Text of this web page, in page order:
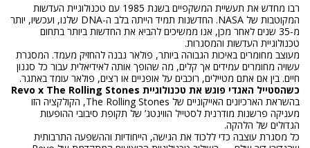
רבו מחדש את תעשיית המשקפיים בשנת 1985 עם טכנולוגיית העדשות
המקוטבות של NASA. החדשנות תמיד הייתה בלב ה-DNA שלנו, ועכשיו, יותר
מ-35 שנים לאחר מכן, אנו ממשיכים להביא את החדשות ביותר בתחום
טכנולוגיית העדשות והמסגרות.
מעוצב מחומרים באיכות הגבוהה ביותר, פולאר נבנה להחזיק מעמד. המסגרת
עשויה מחומרים עמידים אך קלים, מה שהופך אותה לאידיאלית עבור כל סגנון
חיים. בין אם אתם מטיילים, רוכבים על אופניים או רצים, פולאר עומד באתגר.
כשהסטייל האגדי פוגש את טכנולוגיית Revo x The Rolling Stones
בהשראת הארכיונים האייקוניים של The Rolling Stones, הקולקציה הזו
מעניקה פרשנות מודרנית לסטייל הווינטג’ של תקופת סיבובי ההופעות
הגדולים של הלהקה.
כל מסגרת עוצבה כדי ללכוד את הגישה, הייחודיות וההשפעה התרבותית